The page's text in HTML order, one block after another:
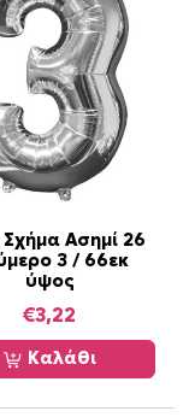
Σχήμα Ασημί 26
3 / 66εκ
ύψος
€3,22
Καλάθι